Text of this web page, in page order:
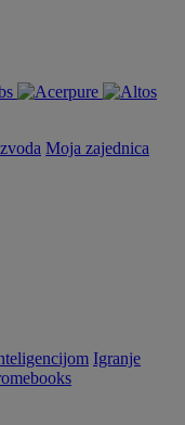
Moja zajednica
Igranje